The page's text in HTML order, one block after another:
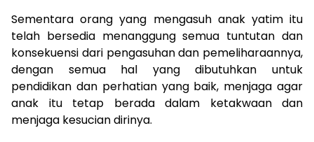
Sementara orang yang mengasuh anak yatim itu
telah bersedia menanggung semua tuntutan dan
konsekuensi dari pengasuhan dan pemeliharaannya,
dengan semua hal yang dibutuhkan untuk
pendidikan dan perhatian yang baik, menjaga agar
anak itu tetap berada dalam ketakwaan dan
menjaga kesucian dirinya.